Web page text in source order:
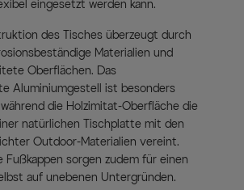
eingesetzt werden kann.
des Tisches überzeugt durch
Materialien und
Oberflächen. Das
Aluminiumgestell ist besonders
die Holzimitat-Oberfläche die
natürlichen Tischplatte mit den
Outdoor-Materialien vereint.
Fußkappen sorgen zudem für einen
auf unebenen Untergründen.